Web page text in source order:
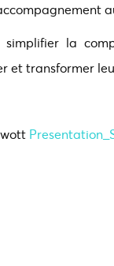
la
et transformer